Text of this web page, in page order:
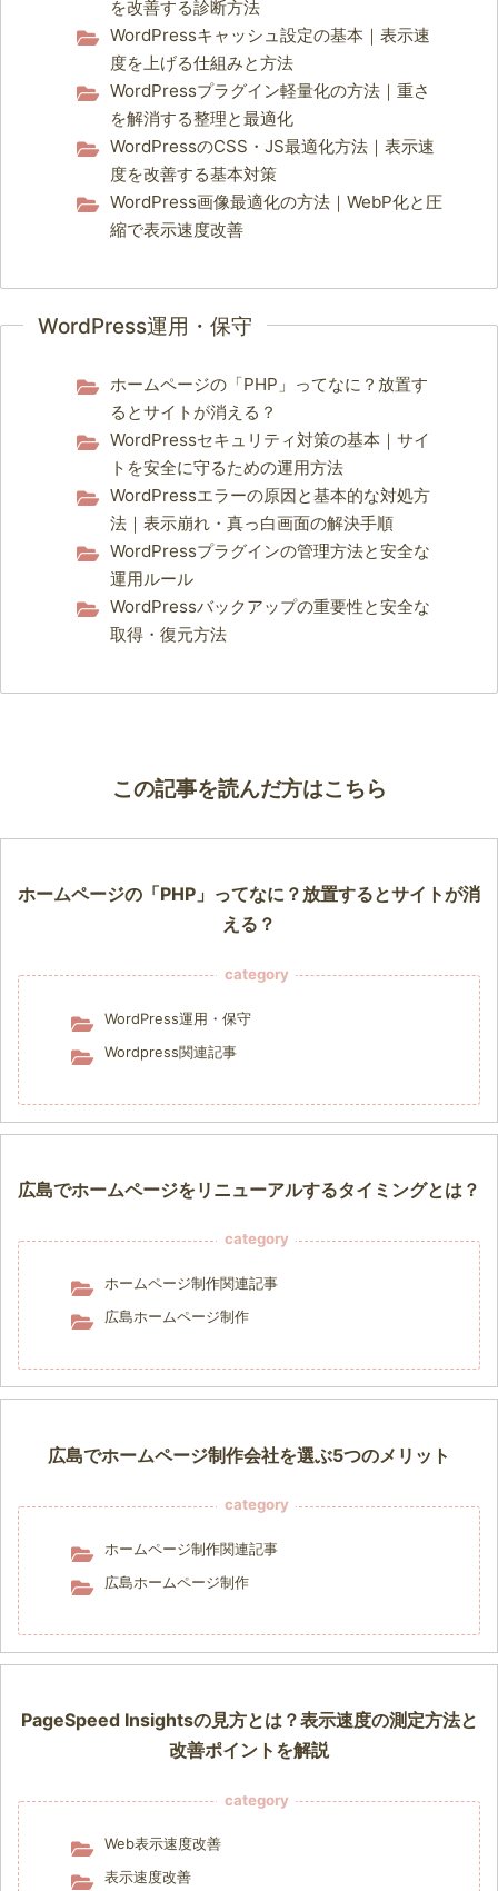
を改善する診断方法
WordPressキャッシュ設定の基本｜表示速
度を上げる仕組みと方法
WordPressプラグイン軽量化の方法｜重さ
を解消する整理と最適化
WordPressのCSS・JS最適化方法｜表示速
度を改善する基本対策
WordPress画像最適化の方法｜WebP化と圧
縮で表示速度改善
WordPress運用・保守
ホームページの「PHP」ってなに？放置す
るとサイトが消える？
WordPressセキュリティ対策の基本｜サイ
トを安全に守るための運用方法
WordPressエラーの原因と基本的な対処方
法｜表示崩れ・真っ白画面の解決手順
WordPressプラグインの管理方法と安全な
運用ルール
WordPressバックアップの重要性と安全な
取得・復元方法
この記事を読んだ方はこちら
ホームページの「PHP」ってなに？放置するとサイトが消
える？
category
WordPress運用・保守
Wordpress関連記事
広島でホームページをリニューアルするタイミングとは？
category
ホームページ制作関連記事
広島ホームページ制作
広島でホームページ制作会社を選ぶ5つのメリット
category
ホームページ制作関連記事
広島ホームページ制作
PageSpeed Insightsの見方とは？表示速度の測定方法と
改善ポイントを解説
category
Web表示速度改善
表示速度改善